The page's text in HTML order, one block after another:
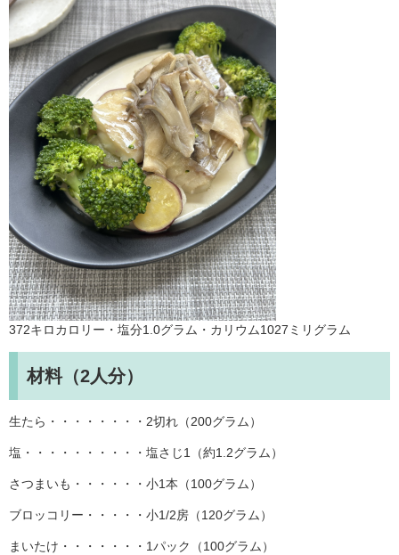
372キロカロリー・塩分1.0グラム・カリウム1027ミリグラム
材料（2人分）
生たら・・・・・・・・2切れ（200グラム）
塩・・・・・・・・・・塩さじ1（約1.2グラム）
さつまいも・・・・・・小1本（100グラム）
ブロッコリー・・・・・小1/2房（120グラム）
まいたけ・・・・・・・1パック（100グラム）